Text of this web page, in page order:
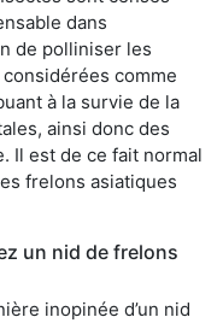
dans
de polliniser les
comme
à la survie de la
ainsi donc des
Il est de ce fait normal
frelons asiatiques
un nid de frelons
inopinée d’un nid